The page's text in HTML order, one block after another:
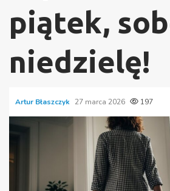
piątek,
niedzielę!
Artur Błaszczyk 27 marca 2026 197